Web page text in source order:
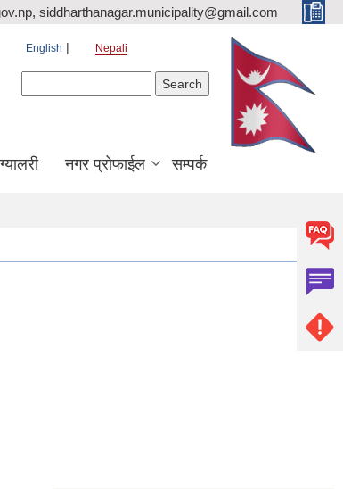
siddharthanagar.municipality@gmail.com
English Nepali
ग्यालरी नगर प्रोफाईल सम्पर्क